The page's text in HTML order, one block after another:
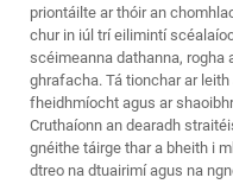
priontáilte ar thóir an
chur in iúl trí eilimintí
scéimeanna dathanna, rogha
ghrafacha. Tá tionchar ar
fheidhmíocht agus ar
Cruthaíonn an dearadh
gnéithe táirge thar a bheith i
dtreo na dtuairimí agus na